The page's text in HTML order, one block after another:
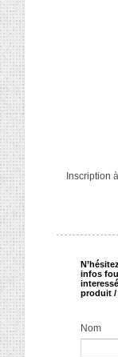
Inscription
infos
produit /
Nom